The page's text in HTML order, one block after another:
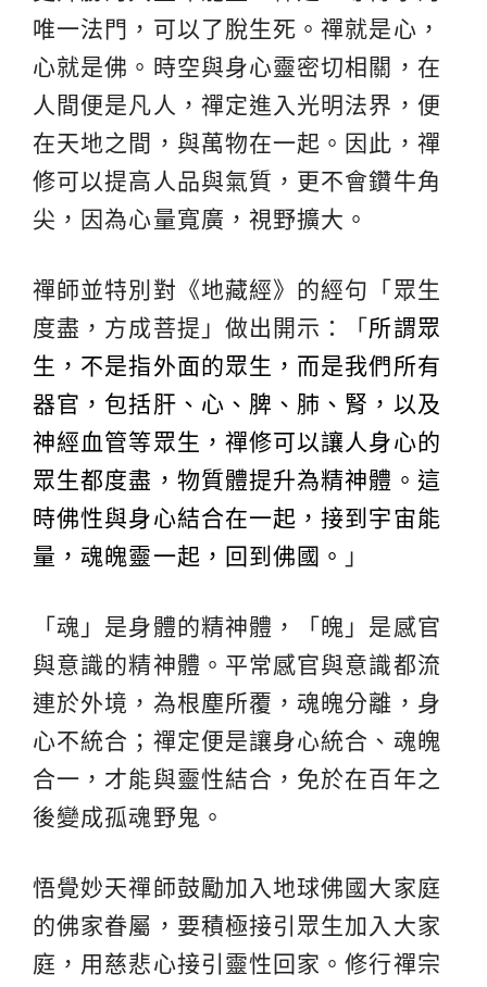
唯一法門，可以了脫生死。禪就是心，
心就是佛。時空與身心靈密切相關，在
人間便是凡人，禪定進入光明法界，便
在天地之間，與萬物在一起。因此，禪
修可以提高人品與氣質，更不會鑽牛角
尖，因為心量寬廣，視野擴大。
禪師並特別對《地藏經》的經句「眾生
度盡，方成菩提」做出開示：「所謂眾
生，不是指外面的眾生，而是我們所有
器官，包括肝、心、脾、肺、腎，以及
神經血管等眾生，禪修可以讓人身心的
眾生都度盡，物質體提升為精神體。這
時佛性與身心結合在一起，接到宇宙能
量，魂魄靈一起，回到佛國。 」
「魂」是身體的精神體，「魄」是感官
與意識的精神體。平常感官與意識都流
連於外境，為根塵所覆，魂魄分離，身
心不統合；禪定便是讓身心統合、魂魄
合一，才能與靈性結合，免於在百年之
後變成孤魂野鬼。
悟覺妙天禪師鼓勵加入地球佛國大家庭
的佛家眷屬，要積極接引眾生加入大家
庭，用慈悲心接引靈性回家。修行禪宗